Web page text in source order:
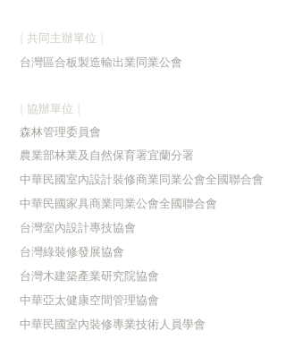
| 共同主辦單位 |
台灣區合板製造輸出業同業公會
| 協辦單位 |
森林管理委員會
農業部林業及自然保育署宜蘭分署
中華民國室內設計裝修商業同業公會全國聯合會
中華民國家具商業同業公會全國聯合會
台灣室內設計專技協會
台灣綠裝修發展協會
台灣木建築產業研究院協會
中華亞太健康空間管理協會
中華民國室內裝修專業技術人員學會